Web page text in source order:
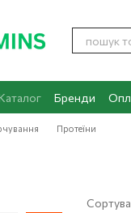
Бренди
Контакти
Про нас
Протеїни